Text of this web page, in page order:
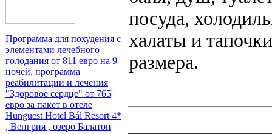
Программа для похудения с
элементами лечебного
голодания от 811 евро на 9
ночей, программа
реабилитации и лечения
"Здоровое сердце" от 765
евро за пакет в отеле
Hunguest Hotel Bál Resort 4*
, Венгрия , озеро Балатон
посуда,
халаты и
размера.